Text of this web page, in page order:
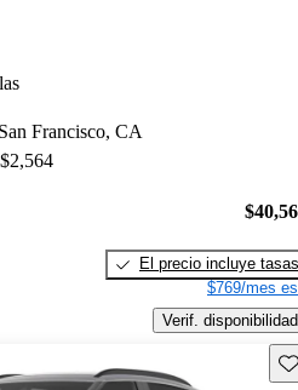
Francisco, CA
El precio incluye tasas
$769/mes
Verif. disponibilidad